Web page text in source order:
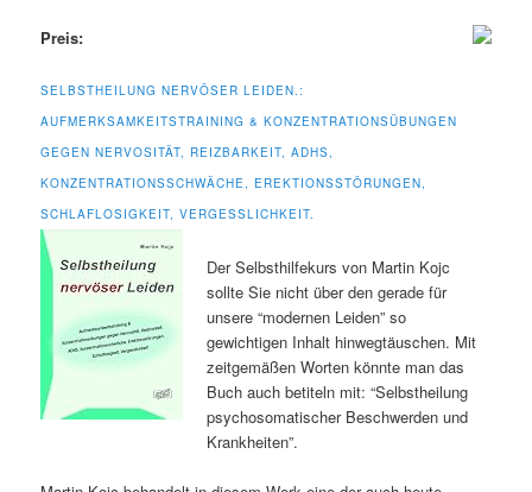
Preis:
SELBSTHEILUNG NERVÖSER LEIDEN.:
AUFMERKSAMKEITSTRAINING & KONZENTRATIONSÜBUNGEN
GEGEN NERVOSITÄT, REIZBARKEIT, ADHS,
KONZENTRATIONSSCHWÄCHE, EREKTIONSSTÖRUNGEN,
SCHLAFLOSIGKEIT, VERGESSLICHKEIT.
Der Selbsthilfekurs von Martin Kojc
sollte Sie nicht über den gerade für
unsere “modernen Leiden” so
gewichtigen Inhalt hinwegtäuschen. Mit
zeitgemäßen Worten könnte man das
Buch auch betiteln mit: “Selbstheilung
psychosomatischer Beschwerden und
Krankheiten”.